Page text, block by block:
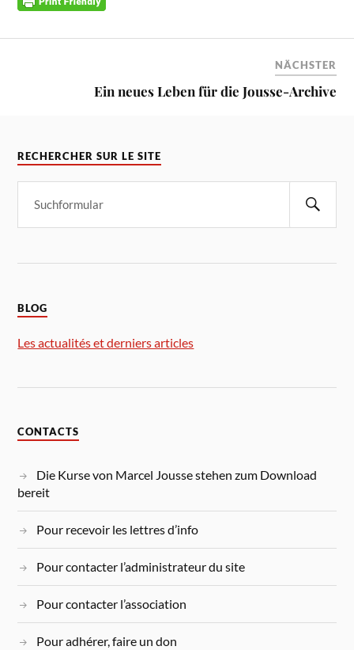
NÄCHSTER
Ein neues Leben für die Jousse-Archive
RECHERCHER SUR LE SITE
BLOG
Les actualités et derniers articles
CONTACTS
Die Kurse von Marcel Jousse stehen zum Download
bereit
Pour recevoir les lettres d’info
Pour contacter l’administrateur du site
Pour contacter l’association
Pour adhérer, faire un don